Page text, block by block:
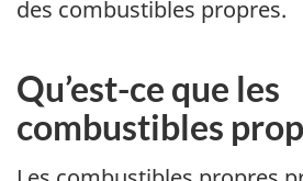
des combustibles propres.
Qu’est-ce que les
combustibles